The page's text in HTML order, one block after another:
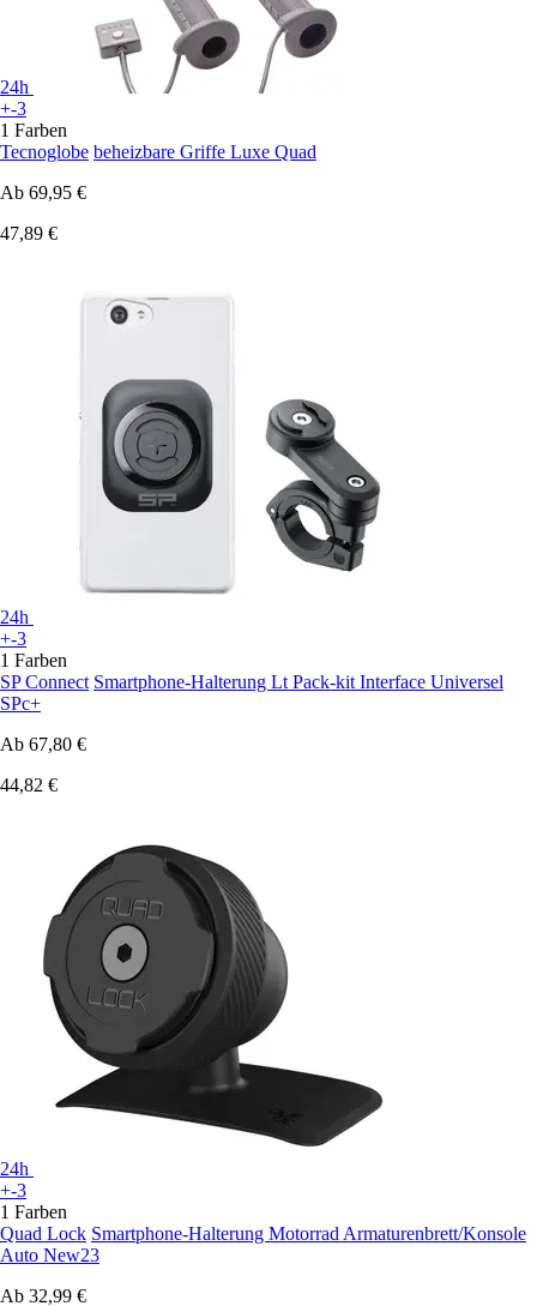
24h
+-3
1 Farben
Tecnoglobe beheizbare Griffe Luxe Quad
Ab 69,95 €
47,89 €
24h
+-3
1 Farben
SP Connect Smartphone-Halterung Lt Pack-kit Interface Universel
SPc+
Ab 67,80 €
44,82 €
24h
+-3
1 Farben
Quad Lock Smartphone-Halterung Motorrad Armaturenbrett/Konsole
Auto New23
Ab 32,99 €